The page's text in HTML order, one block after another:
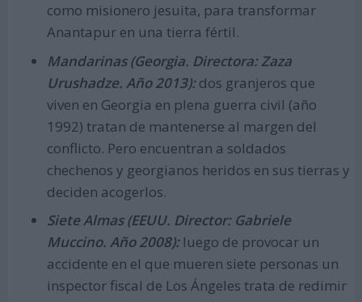
como misionero jesuita, para transformar
Anantapur en una tierra fértil.
Mandarinas (Georgia. Directora: Zaza
Urushadze. Año 2013):dos granjeros que
viven en Georgia en plena guerra civil (año
1992) tratan de mantenerse al margen del
conflicto. Pero encuentran a soldados
chechenos y georgianos heridos en sus tierras y
deciden acogerlos.
Siete Almas (EEUU. Director: Gabriele
Muccino. Año 2008): luego de provocar un
accidente en el que mueren siete personas un
inspector fiscal de Los Ángeles trata de redimir